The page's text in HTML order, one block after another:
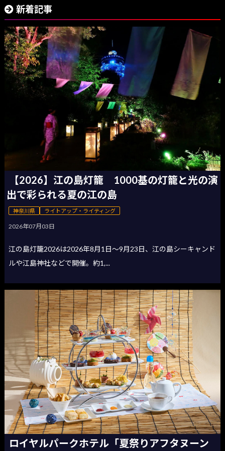
新着記事
【2026】江の島灯籠 1000基の灯籠と光の演
出で彩られる夏の江の島
神奈川県 ライトアップ・ライティング
2026年07月03日
江の島灯籠2026は2026年8月1日〜9月23日、江の島シーキャンド
ルや江島神社などで開催。約1,...
ロイヤルパークホテル「夏祭りアフタヌーン